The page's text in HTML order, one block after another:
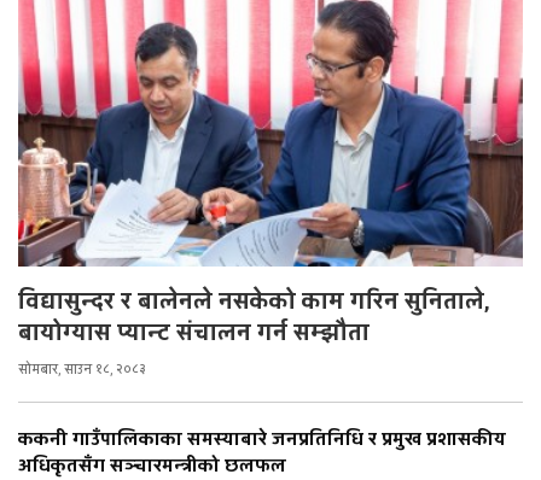
विद्यासुन्दर र बालेनले नसकेको काम गरिन सुनिताले,
बायोग्यास प्यान्ट संचालन गर्न सम्झौता
सोमबार, साउन १८, २०८३
ककनी गाउँपालिकाका समस्याबारे जनप्रतिनिधि र प्रमुख प्रशासकीय
अधिकृतसँग सञ्चारमन्त्रीको छलफल